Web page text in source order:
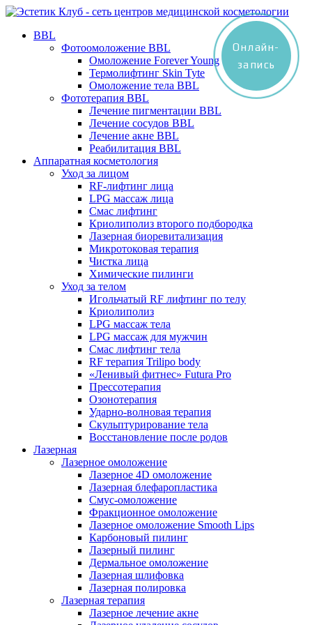
BBL
Фотоомоложение BBL
Омоложение Forever Young
Термолифтинг Skin Tyte
Омоложение тела BBL
Фототерапия BBL
Лечение пигментации BBL
Лечение сосудов BBL
Лечение акне BBL
Реабилитация BBL
Аппаратная косметология
Уход за лицом
RF-лифтинг лица
LPG массаж лица
Смас лифтинг
Криолиполиз второго подбородка
Лазерная биоревитализация
Микротоковая терапия
Чистка лица
Химические пилинги
Уход за телом
Игольчатый RF лифтинг по телу
Криолиполиз
LPG массаж тела
LPG массаж для мужчин
Смас лифтинг тела
RF терапия Trilipo body
«Ленивый фитнес» Futura Pro
Прессотерапия
Озонотерапия
Ударно-волновая терапия
Скульптурирование тела
Восстановление после родов
Лазерная
Лазерное омоложение
Лазерное 4D омоложение
Лазерная блефаропластика
Смус-омоложение
Фракционное омоложение
Лазерное омоложение Smooth Lips
Карбоновый пилинг
Лазерный пилинг
Дермальное омоложение
Лазерная шлифовка
Лазерная полировка
Лазерная терапия
Лазерное лечение акне
Онлайн-
запись